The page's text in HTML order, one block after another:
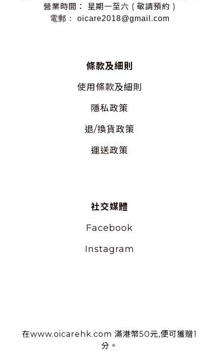
營業時間： 星期一至六 ( 敬請預約 )
電郵： oicare2018@gmail.com
條款及細則
使用條款及細則
隱私政策
退/換貨政策
運送政策
社交媒體
Facebook
Instagram
在www.oicarehk.com 滿港幣50元,便可獲贈1
分。